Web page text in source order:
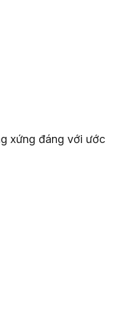
xứng đáng với ước